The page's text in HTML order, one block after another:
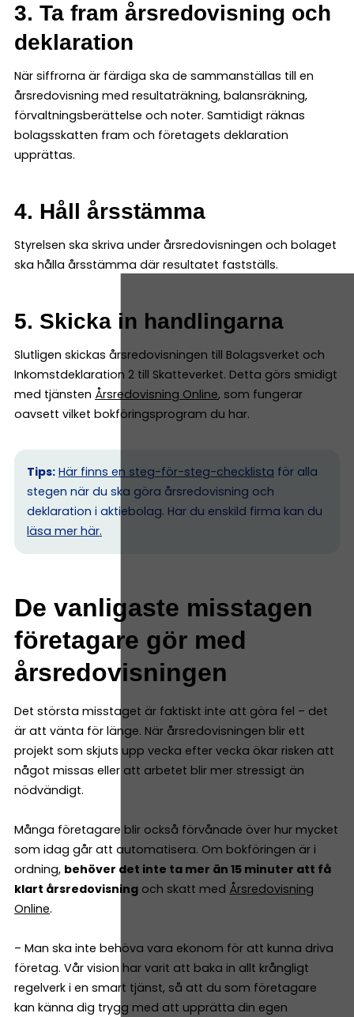
3. Ta fram årsredovisning och
deklaration
När siffrorna är färdiga ska de sammanställas till en
årsredovisning med resultaträkning, balansräkning,
förvaltningsberättelse och noter. Samtidigt räknas
bolagsskatten fram och företagets deklaration
upprättas.
4. Håll årsstämma
Styrelsen ska skriva under årsredovisningen och bolaget
ska hålla årsstämma där resultatet fastställs.
5. Skicka in handlingarna
Slutligen skickas årsredovisningen till Bolagsverket och
Inkomstdeklaration 2 till Skatteverket. Detta görs smidigt
med tjänsten Årsredovisning Online, som fungerar
oavsett vilket bokföringsprogram du har.
Tips: Här finns en steg-för-steg-checklista för alla
stegen när du ska göra årsredovisning och
deklaration i aktiebolag. Har du enskild firma kan du
läsa mer här.
De vanligaste misstagen
företagare gör med
årsredovisningen
Det största misstaget är faktiskt inte att göra fel – det
är att vänta för länge. När årsredovisningen blir ett
projekt som skjuts upp vecka efter vecka ökar risken att
något missas eller att arbetet blir mer stressigt än
nödvändigt.
Många företagare blir också förvånade över hur mycket
som idag går att automatisera. Om bokföringen är i
ordning, behöver det inte ta mer än 15 minuter att få
klart årsredovisning och skatt med Årsredovisning
Online.
– Man ska inte behöva vara ekonom för att kunna driva
företag. Vår vision har varit att baka in allt krångligt
regelverk i en smart tjänst, så att du som företagare
kan känna dig trygg med att upprätta din egen